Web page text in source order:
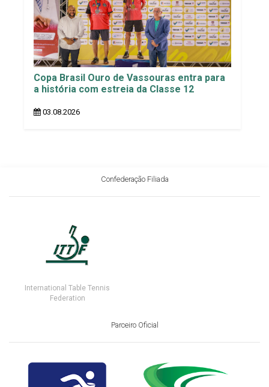
Copa Brasil Ouro de Vassouras entra para
a história com estreia da Classe 12
03.08.2026
Confederação Filiada
International Table Tennis
Federation
Parceiro Oficial